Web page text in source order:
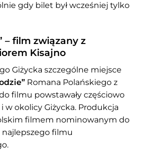
gdy bilet był wcześniej tylko
– film związany z
Kisajno
Giżycka szczególne miejsce
Romana Polańskiego z
filmu powstawały częściowo
w okolicy Giżycka. Produkcja
filmem nominowanym do
najlepszego filmu